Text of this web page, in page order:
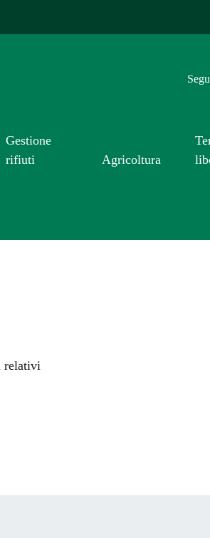
Gestione
rifiuti
Agricoltura
relativi